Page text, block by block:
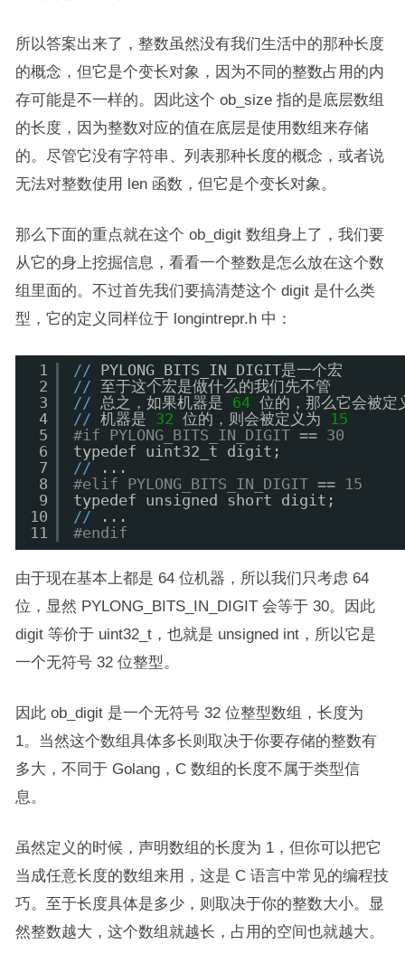
所以答案出来了，整数虽然没有我们生活中的那种长度
的概念，但它是个变长对象，因为不同的整数占用的内
存可能是不一样的。因此这个 ob_size 指的是底层数组
的长度，因为整数对应的值在底层是使用数组来存储
的。尽管它没有字符串、列表那种长度的概念，或者说
无法对整数使用 len 函数，但它是个变长对象。
那么下面的重点就在这个 ob_digit 数组身上了，我们要
从它的身上挖掘信息，看看一个整数是怎么放在这个数
组里面的。不过首先我们要搞清楚这个 digit 是什么类
型，它的定义同样位于 longintrepr.h 中：
1
2
3
4
5
6
7
8
9
10
11
//
PYLONG_BITS_IN_DIGIT是一个宏
//
至于这个宏是做什么的我们先不管
// 总之，如果机器是 64 位的，那么它会被
// 机器是 32 位的，则会被定义为 15
#if PYLONG_BITS_IN_DIGIT == 30
typedef uint32_t digit;
//
...
#elif PYLONG_BITS_IN_DIGIT == 15
typedef unsigned short digit;
//
...
#endif
由于现在基本上都是 64 位机器，所以我们只考虑 64
位，显然 PYLONG_BITS_IN_DIGIT 会等于 30。因此
digit 等价于 uint32_t，也就是 unsigned int，所以它是
一个无符号 32 位整型。
因此 ob_digit 是一个无符号 32 位整型数组，长度为
1。当然这个数组具体多长则取决于你要存储的整数有
多大，不同于 Golang，C 数组的长度不属于类型信
息。
虽然定义的时候，声明数组的长度为 1，但你可以把它
当成任意长度的数组来用，这是 C 语言中常见的编程技
巧。至于长度具体是多少，则取决于你的整数大小。显
然整数越大，这个数组就越长，占用的空间也就越大。